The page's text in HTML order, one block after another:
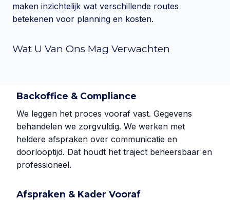
maken inzichtelijk wat verschillende routes
betekenen voor planning en kosten.
Wat U Van Ons Mag Verwachten
Backoffice & Compliance
We leggen het proces vooraf vast. Gegevens
behandelen we zorgvuldig. We werken met
heldere afspraken over communicatie en
doorlooptijd. Dat houdt het traject beheersbaar en
professioneel.
Afspraken & Kader Vooraf